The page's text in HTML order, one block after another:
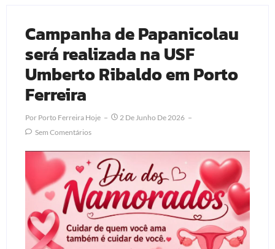
Campanha de Papanicolau
será realizada na USF
Umberto Ribaldo em Porto
Ferreira
Por Porto Ferreira Hoje
2 De Junho De 2026
Sem Comentários